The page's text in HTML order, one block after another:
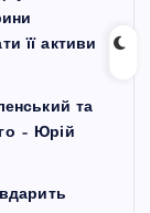
її активи
та
– Юрій